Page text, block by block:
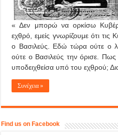
« Δεν μπορώ να ορκίσω
εχθρό, εμείς γνωρίζουμε ότι τις
ο Βασιλεύς. Εδώ τώρα ούτε ο
ούτε ο Βασιλεύς την όρισε.
υποδειχθείσα υπό του εχθρού;
Συνέχεια »
Find us on Facebook